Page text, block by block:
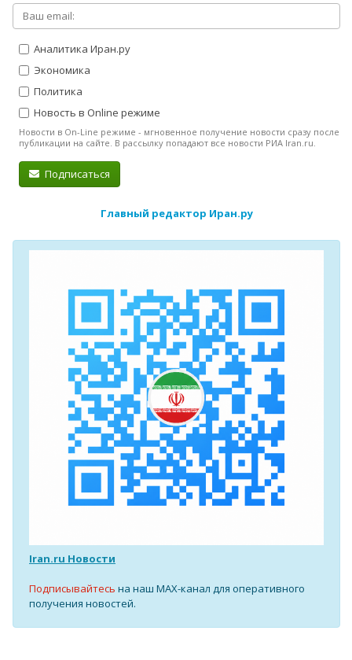
Аналитика Иран.ру
Экономика
Политика
Новость в Online режиме
Новости в On-Line режиме - мгновенное получение новости сразу после
публикации на сайте. В рассылку попадают все новости РИА Iran.ru.
Подписаться
Главный редактор Иран.ру
Iran.ru Новости
Подписывайтесь на наш MAX-канал для оперативного
получения новостей.